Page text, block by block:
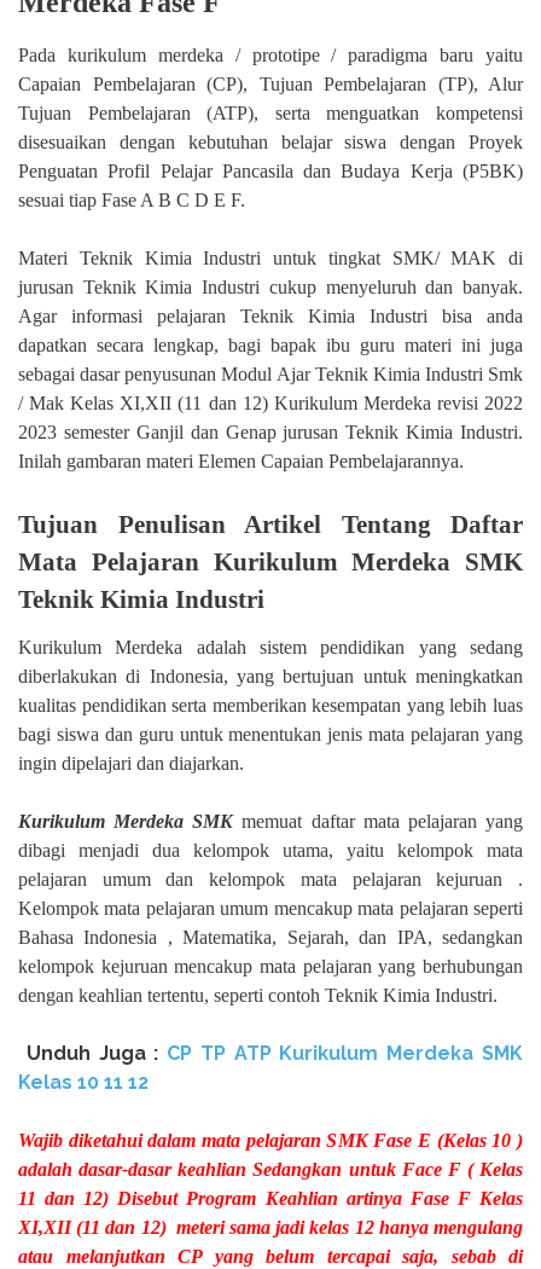
Pada kurikulum merdeka / prototipe / paradigma baru yaitu
Capaian Pembelajaran (CP), Tujuan Pembelajaran (TP), Alur
Tujuan Pembelajaran (ATP), serta menguatkan kompetensi
disesuaikan dengan kebutuhan belajar siswa dengan Proyek
Penguatan Profil Pelajar Pancasila dan Budaya Kerja (P5BK)
sesuai tiap Fase A B C D E F.
Materi Teknik Kimia Industri untuk tingkat SMK/ MAK di
jurusan Teknik Kimia Industri cukup menyeluruh dan banyak.
Agar informasi pelajaran Teknik Kimia Industri bisa anda
dapatkan secara lengkap, bagi bapak ibu guru materi ini juga
sebagai dasar penyusunan Modul Ajar Teknik Kimia Industri Smk
/ Mak Kelas XI,XII (11 dan 12) Kurikulum Merdeka revisi 2022
2023 semester Ganjil dan Genap jurusan Teknik Kimia Industri.
Inilah gambaran materi Elemen Capaian Pembelajarannya.
Tujuan Penulisan Artikel Tentang Daftar
Mata Pelajaran Kurikulum Merdeka SMK
Teknik Kimia Industri
Kurikulum Merdeka adalah sistem pendidikan yang sedang
diberlakukan di Indonesia, yang bertujuan untuk meningkatkan
kualitas pendidikan serta memberikan kesempatan yang lebih luas
bagi siswa dan guru untuk menentukan jenis mata pelajaran yang
ingin dipelajari dan diajarkan.
Kurikulum Merdeka SMKmemuat daftar mata pelajaran yang
dibagi menjadi dua kelompok utama, yaitu kelompok mata
pelajaran umum dan kelompok mata pelajaran kejuruan .
Kelompok mata pelajaran umum mencakup mata pelajaran seperti
Bahasa Indonesia , Matematika, Sejarah, dan IPA, sedangkan
kelompok kejuruan mencakup mata pelajaran yang berhubungan
dengan keahlian tertentu, seperti contoh Teknik Kimia Industri.
Unduh Juga : CP TP ATP Kurikulum Merdeka SMK
Kelas 10 11 12
Wajib diketahui dalam mata pelajaran SMK Fase E (Kelas 10 )
adalah dasar-dasar keahlian Sedangkan untuk Face F ( Kelas
11 dan 12) Disebut Program Keahlian artinya Fase F Kelas
XI,XII (11 dan 12) meteri sama jadi kelas 12 hanya mengulang
atau melanjutkan CP yang belum tercapai saja, sebab di